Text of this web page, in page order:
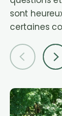
sont
certaines